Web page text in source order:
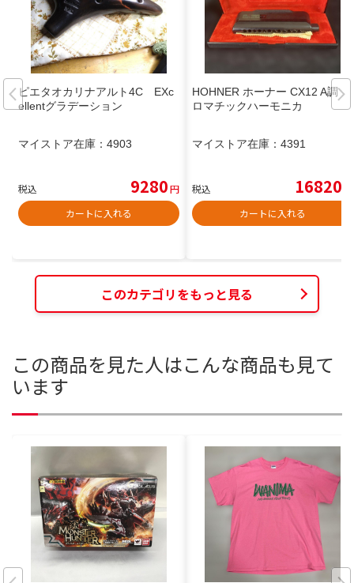
ピエタオカリナアルト4C EXc
ellentグラデーション
マイストア在庫： 4903
税込 9280円
カートに入れる
HOHNER ホーナー CX12 A調 ク
ロマチックハーモニカ
マイストア在庫： 4391
税込 16820
カートに入れる
このカテゴリをもっと見る
この商品を見た人はこんな商品も見て
います